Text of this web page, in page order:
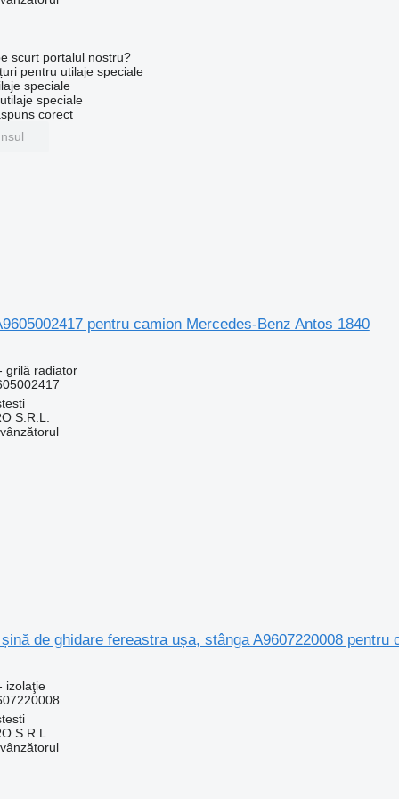
scurt portalul nostru?
pentru utilaje speciale
speciale
speciale
corect
pentru camion Mercedes-Benz Antos 1840
grilă radiator
S.R.L.
de ghidare fereastra ușa, stânga A9607220008 pentru
izolaţie
S.R.L.